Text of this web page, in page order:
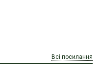
Всі посилання